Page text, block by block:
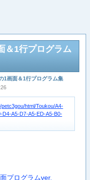
＆1行プログラム
1画面＆1行プログラム集
html/Toukou/A4-
D4-A5-D7-A5-ED-A5-B0-
プログラムver.